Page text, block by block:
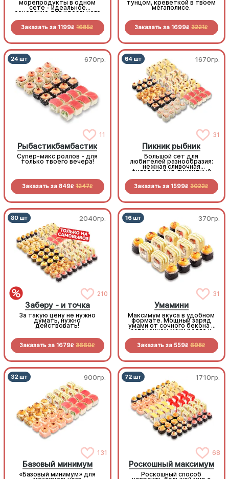
морепродукты в одном
сете - идеальное
сочетание для идеального
Заказать за 1199R 1685R
тунцом, креветкой в твоем
мегаполисе.
Заказать за 1699R 3221R
670гр.
11
Рыбастикбамбастик
Супер-микс роллов - для
только твоего вечера!
Заказать за 849R 1247R
1670гр.
31
Пикник рыбник
Большой сет для
любителей разнообразия:
нежная сливочная
филадельфия, пикантный
роллы на любой вкус!
Заказать за 1599R 3022R
2040гр.
210
Заберу - и точка
За такую цену не нужно
думать, нужно
действовать!
Заказать за 1679R 3660R
370гр.
31
Умамини
Максимум вкуса в удобном
формате. Мощный заряд
умами от сочного бекона в
запеченном маки ролле и
Заказать за 559R 698R
900гр.
131
Базовый минимум
«Базовый минимум» для
1710гр.
68
Роскошный максимум
Роскошный способ